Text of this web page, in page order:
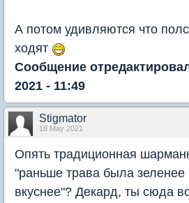
А потом удивляются что
ходят
Сообщение
2021 - 11:49
Stigmator
18 May 2021
Опять традиционная
"раньше трава была зеленее
вкуснее"? Декард, ты сюда